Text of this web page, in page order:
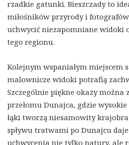
rzadkie gatunki. Bieszczady to
miłośników przyrody i
uchwycić niezapomniane widoki
tego regionu.
Kolejnym wspaniałym miejscem
malownicze widoki potrafią
Szczególnie piękne okazy można
przełomu Dunajca, gdzie wysokie
łąki tworzą niesamowity
spływu tratwami po Dunajcu
uchwycenia nie tylko natury, ale